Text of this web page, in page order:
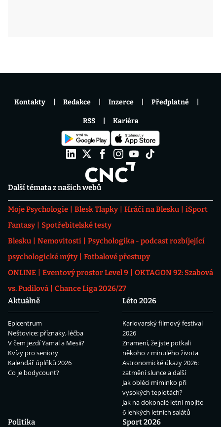
Další témata z našich webů
Moje Psychologie Blesk Tlapky Hráči na Blesku
iSport
Fantasy
Spotřebitelské testy
Blesku
Nemovitosti
Psychologika - podcast rozbíjející
psychologické mýty
Fotbalové přestupy
ONLINE
Eventový prostor Level 9
OKTAGON 92: Szabová
vs. Pudilová
Chance Liga 2026/27
Aktuálně
Epicentrum
Neštovice: příznaky, léčba
V čem jezdí Yamal a Mesii?
Kvízy pro seniory
Kalendář úplňků 2026
Co je bodycount?
Léto 2026
Karlovarský filmový festival
2026
Znamení, že jste potkali
někoho z minulého života
Astronomické úkazy 2026:
zatmění slunce a další
Jak obléci miminko při
vysokých teplotách?
Jak na dokonalé letní mojito
6 lehkých letních salátů
Politika
Sport 2026
Kontakty Redakce Inzerce Předplatné
RSS Kariéra